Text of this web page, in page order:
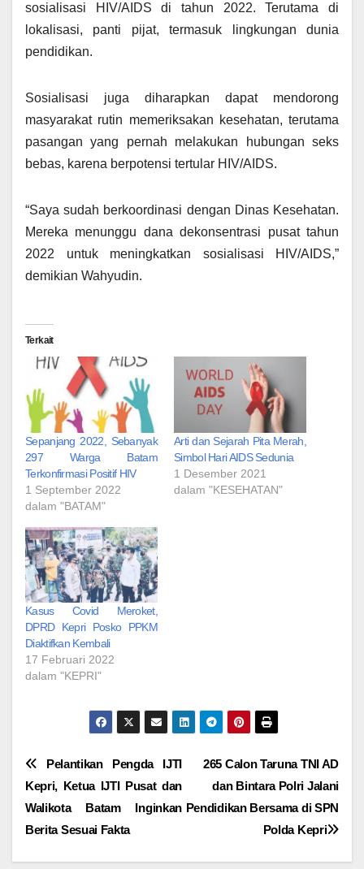
sosialisasi HIV/AIDS di tahun 2022. Terutama di
lokalisasi, panti pijat, termasuk lingkungan dunia
pendidikan.
Sosialisasi juga diharapkan dapat mendorong
masyarakat rutin memeriksakan kesehatan, terutama
pasangan yang pernah melakukan hubungan seks
bebas, karena berpotensi tertular HIV/AIDS.
“Saya sudah berkoordinasi dengan Dinas Kesehatan.
Mereka menunggu dana dekonsentrasi pusat tahun
2022 untuk meningkatkan sosialisasi HIV/AIDS,”
demikian Wahyudin.
Terkait
Sepanjang 2022, Sebanyak
297 Warga Batam
Terkonfirmasi Positif HIV
1 September 2022
dalam "BATAM"
Arti dan Sejarah Pita Merah,
Simbol Hari AIDS Sedunia
1 Desember 2021
dalam "KESEHATAN"
Kasus Covid Meroket,
DPRD Kepri Posko PPKM
Diaktifkan Kembali
17 Februari 2022
dalam "KEPRI"
Navigasi
pos
265 Calon Taruna TNI AD
dan Bintara Polri Jalani
Pendidikan Bersama di SPN
Polda Kepri
Pelantikan Pengda IJTI
Kepri, Ketua IJTI Pusat dan
Walikota Batam Inginkan
Berita Sesuai Fakta